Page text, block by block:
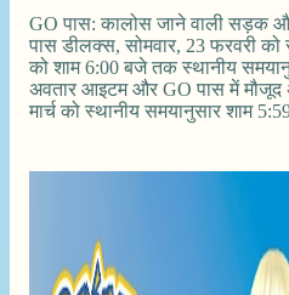
GO पास: कालोस जाने वाली सड़क
पास डीलक्स, सोमवार, 23 फरवरी को
को शाम 6:00 बजे तक स्थानीय
अवतार आइटम और GO पास में मौजूद
मार्च को स्थानीय समयानुसार शाम